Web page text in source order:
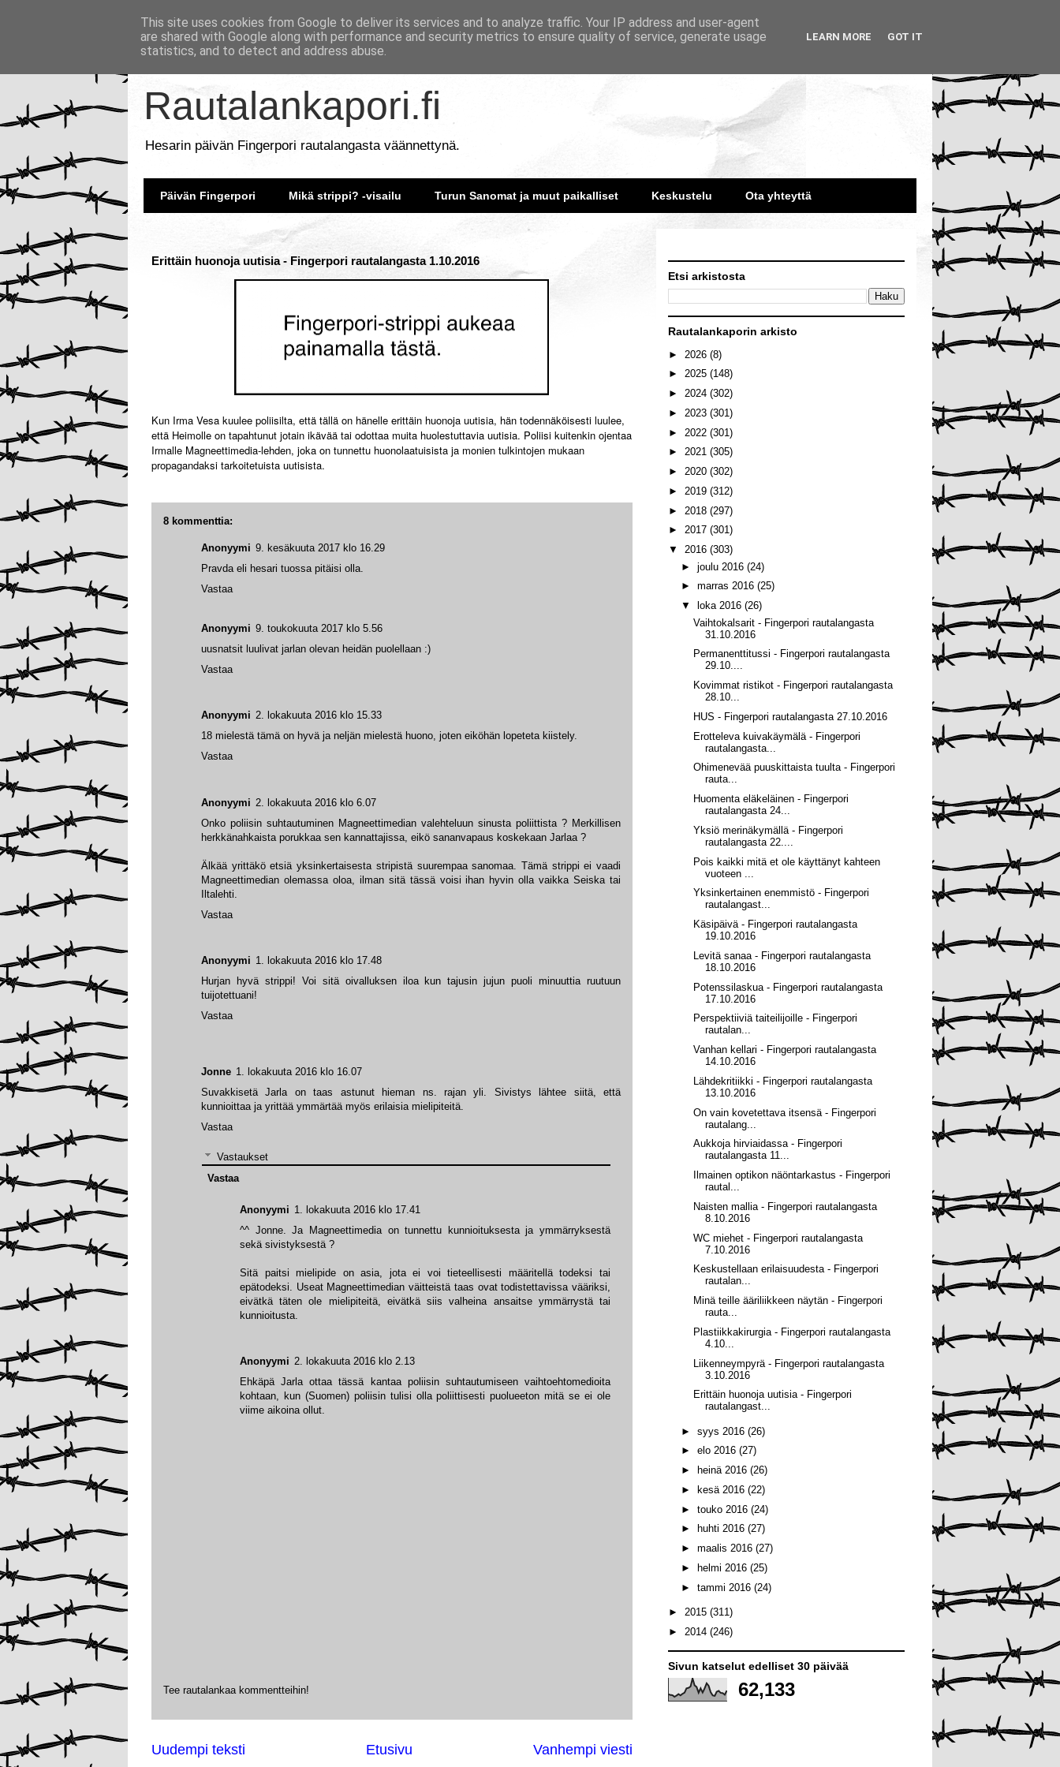
Rautalankapori.fi
Hesarin päivän Fingerpori rautalangasta väännettynä.
Päivän Fingerpori Mikä strippi? -visailu Turun Sanomat ja muut paikalliset Keskustelu Ota yhteyttä
Erittäin huonoja uutisia - Fingerpori rautalangasta 1.10.2016
Kun Irma Vesa kuulee poliisilta, että tällä on hänelle erittäin huonoja uutisia, hän todennäköisesti luulee,
että Heimolle on tapahtunut jotain ikävää tai odottaa muita huolestuttavia uutisia. Poliisi kuitenkin ojentaa
Irmalle Magneettimedia-lehden, joka on tunnettu huonolaatuisista ja monien tulkintojen mukaan
propagandaksi tarkoitetuista uutisista.
8 kommenttia:
Jonne 1. lokakuuta 2016 klo 16.07
Suvakkisetä Jarla on taas astunut hieman ns. rajan yli. Sivistys lähtee siitä, että
kunnioittaa ja yrittää ymmärtää myös erilaisia mielipiteitä.
Vastaa
Vastaukset
Anonyymi 1. lokakuuta 2016 klo 17.41
^^ Jonne. Ja Magneettimedia on tunnettu kunnioituksesta ja ymmärryksestä
sekä sivistyksestä ?
Sitä paitsi mielipide on asia, jota ei voi tieteellisesti määritellä todeksi tai
epätodeksi. Useat Magneettimedian väitteistä taas ovat todistettavissa vääriksi,
eivätkä täten ole mielipiteitä, eivätkä siis valheina ansaitse ymmärrystä tai
kunnioitusta.
Anonyymi 2. lokakuuta 2016 klo 2.13
Ehkäpä Jarla ottaa tässä kantaa poliisin suhtautumiseen vaihtoehtomedioita
kohtaan, kun (Suomen) poliisin tulisi olla poliittisesti puolueeton mitä se ei ole
viime aikoina ollut.
Vastaa
Anonyymi 1. lokakuuta 2016 klo 17.48
Hurjan hyvä strippi! Voi sitä oivalluksen iloa kun tajusin jujun puoli minuuttia ruutuun
tuijotettuani!
Vastaa
Anonyymi 2. lokakuuta 2016 klo 6.07
Onko poliisin suhtautuminen Magneettimedian valehteluun sinusta poliittista ? Merkillisen
herkkänahkaista porukkaa sen kannattajissa, eikö sananvapaus koskekaan Jarlaa ?
Älkää yrittäkö etsiä yksinkertaisesta stripistä suurempaa sanomaa. Tämä strippi ei vaadi
Magneettimedian olemassa oloa, ilman sitä tässä voisi ihan hyvin olla vaikka Seiska tai
Iltalehti.
Vastaa
Anonyymi 2. lokakuuta 2016 klo 15.33
18 mielestä tämä on hyvä ja neljän mielestä huono, joten eiköhän lopeteta kiistely.
Vastaa
Anonyymi 9. toukokuuta 2017 klo 5.56
uusnatsit luulivat jarlan olevan heidän puolellaan :)
Vastaa
Anonyymi 9. kesäkuuta 2017 klo 16.29
Pravda eli hesari tuossa pitäisi olla.
Vastaa
Tee rautalankaa kommentteihin!
Uudempi teksti Vanhempi viesti
Etusivu
Etsi arkistosta
Rautalankaporin arkisto
► 2026 (8)
► 2025 (148)
► 2024 (302)
► 2023 (301)
► 2022 (301)
► 2021 (305)
► 2020 (302)
► 2019 (312)
► 2018 (297)
► 2017 (301)
▼ 2016 (303)
► joulu 2016 (24)
► marras 2016 (25)
▼
loka 2016 (26)
Vaihtokalsarit - Fingerpori rautalangasta
31.10.2016
Permanenttitussi - Fingerpori rautalangasta
29.10....
Kovimmat ristikot - Fingerpori rautalangasta
28.10...
HUS - Fingerpori rautalangasta 27.10.2016
Erotteleva kuivakäymälä - Fingerpori
rautalangasta...
Ohimenevää puuskittaista tuulta - Fingerpori
rauta...
Huomenta eläkeläinen - Fingerpori
rautalangasta 24...
Yksiö merinäkymällä - Fingerpori
rautalangasta 22....
Pois kaikki mitä et ole käyttänyt kahteen
vuoteen ...
Yksinkertainen enemmistö - Fingerpori
rautalangast...
Käsipäivä - Fingerpori rautalangasta
19.10.2016
Levitä sanaa - Fingerpori rautalangasta
18.10.2016
Potenssilaskua - Fingerpori rautalangasta
17.10.2016
Perspektiiviä taiteilijoille - Fingerpori
rautalan...
Vanhan kellari - Fingerpori rautalangasta
14.10.2016
Lähdekritiikki - Fingerpori rautalangasta
13.10.2016
On vain kovetettava itsensä - Fingerpori
rautalang...
Aukkoja hirviaidassa - Fingerpori
rautalangasta 11...
Ilmainen optikon näöntarkastus - Fingerpori
rautal...
Naisten mallia - Fingerpori rautalangasta
8.10.2016
WC miehet - Fingerpori rautalangasta
7.10.2016
Keskustellaan erilaisuudesta - Fingerpori
rautalan...
Minä teille ääriliikkeen näytän - Fingerpori
rauta...
Plastiikkakirurgia - Fingerpori rautalangasta
4.10...
Liikenneympyrä - Fingerpori rautalangasta
3.10.2016
Erittäin huonoja uutisia - Fingerpori
rautalangast...
► syys 2016 (26)
► elo 2016 (27)
►
heinä 2016 (26)
►
kesä 2016 (22)
► touko 2016 (24)
►
huhti 2016 (27)
► maalis 2016 (27)
►
helmi 2016 (25)
► tammi 2016 (24)
► 2015 (311)
► 2014 (246)
Sivun katselut edelliset 30 päivää
62,133
This site uses cookies from Google to deliver its services and to analyze traffic. Your IP address and user-agent
are shared with Google along with performance and security metrics to ensure quality of service, generate usage
statistics, and to detect and address abuse.
LEARN MORE GOT IT